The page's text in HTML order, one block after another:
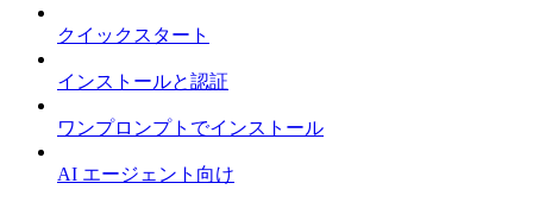
クイックスタート
インストールと認証
ワンプロンプトでインストール
AI エージェント向け